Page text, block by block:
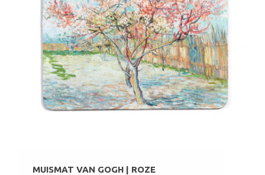
MUISMAT VAN GOGH | ROZE